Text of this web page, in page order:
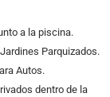
a la piscina.
Parquizados.
Autos.
dentro de la